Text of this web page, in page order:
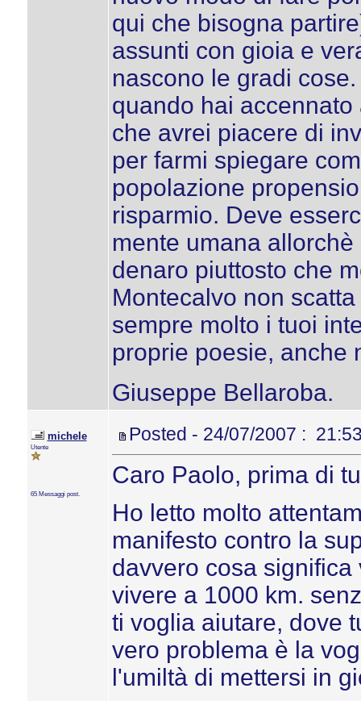
qui che bisogna
assunti con gioia e
nascono le gradi
quando hai
che avrei piacere di
per farmi spiegare
popolazione
risparmio. Deve
mente umana
denaro piuttosto che
Montecalvo non
sempre molto i tuoi
proprie poesie, anche
Giuseppe Bellaroba.
michele
Utente
65 Messaggi post.
Posted - 24/07/2007 :
Caro Paolo, prima di
Ho letto molto
manifesto contro la
davvero cosa
vivere a 1000 km.
ti voglia aiutare, dove
vero problema è la
l'umiltà di mettersi in